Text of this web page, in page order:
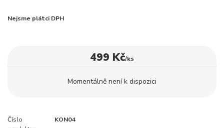
Nejsme plátci DPH
499 Kč/ks
Momentálně není k dispozici
Číslo
KON04